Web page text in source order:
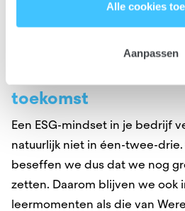
Alle cookies
Aanpassen
toekomst
Een ESG-mindset in je bedrijf
natuurlijk niet in éen-twee-
beseffen we dus dat we nog
zetten. Daarom blijven we ook
leermomenten als die van